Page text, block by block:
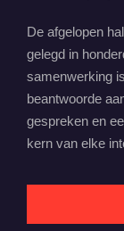
De afgelopen
gelegd in
samenwerking
beantwoorde
gespreken en
kern van elke